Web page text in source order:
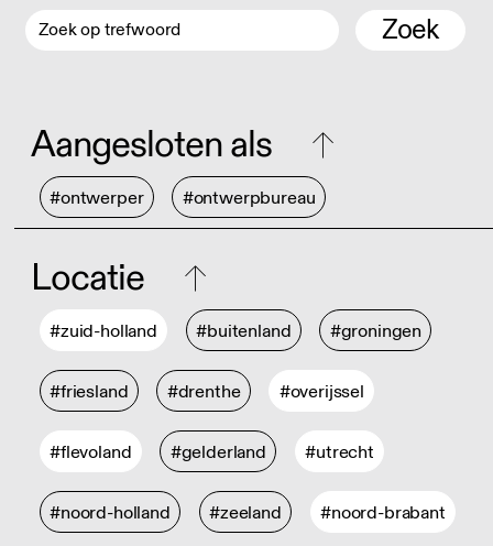
Zoek
Aangesloten als
#ontwerper #ontwerpbureau
Locatie
#zuid-holland #buitenland #groningen
#friesland #drenthe #overijssel
#flevoland #gelderland #utrecht
#noord-holland #zeeland #noord-brabant